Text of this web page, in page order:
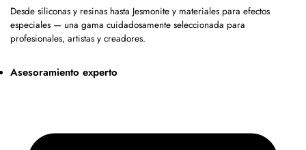
Desde siliconas y resinas hasta Jesmonite y materiales para efectos
especiales — una gama cuidadosamente seleccionada para
profesionales, artistas y creadores.
Asesoramiento experto